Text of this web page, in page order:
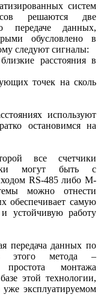
систем
решаются две
передаче данных,
обусловлено в
следуют сигналы:
расстояния в
точек на сколь
используют
остановимся на
все счетчики
могут быть с
RS‑485 либо M-
можно отнести
обеспечивает самую
устойчивую работу
передача данных по
этого метода –
монтажа
этой технологии,
эксплуатируемом